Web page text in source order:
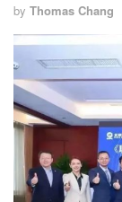
by Thomas Chang